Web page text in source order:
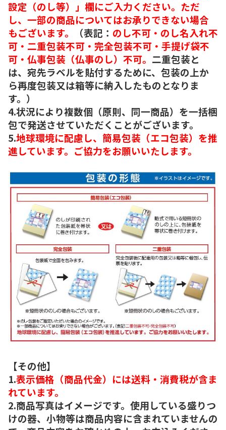
設定（のし等）」欄にご入力ください。ただ
し、一部の商品についてはお承りできない場合
もございます。
（表記： のし不可・のし名入れ不
可・二重包装不可・完全包装不可・手提げ袋不
可・仏事包装（仏事のし）不可。 二重包装と
は、宛先ラベルを貼付するために、包装の上か
ら再度包装又は箱等に納入したものとなりま
す。）
4.状況により複数個（原則、同一商品）を一括梱
包で発送させていただくことがございます。
5.地球環境に配慮し、簡易包装（エコ包装）を推
進しています。ご協力をお願いいたします。
【その他】
1.表示価格（商品代金）には送料・消費税が含ま
れています。
2.商品写真はイメージです。使用している盛りつ
けの器、小物等は商品内容に含まれていませんの